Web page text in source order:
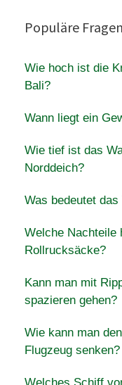
Populäre Fragen
Wie hoch ist die
Bali?
Wann liegt ein
Wie tief ist das
Norddeich?
Was bedeutet
Welche Nachteile
Rollrucksäcke?
Kann man mit
spazieren gehen?
Wie kann man
Flugzeug senken?